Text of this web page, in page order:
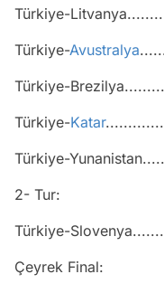
Türkiye-
Türkiye-Avustralya
Türkiye-
Türkiye-Katar
Türkiye-
2- Tur:
Türkiye-
Çeyrek Final: